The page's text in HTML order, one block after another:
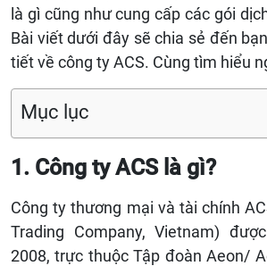
là gì cũng như cung cấp các gói
Bài viết dưới đây sẽ chia sẻ đến
tiết về công ty ACS. Cùng tìm hiểu
Mục lục
1. Công ty ACS là gì?
Công ty thương mại và tài chính
Trading Company, Vietnam)
2008, trực thuộc Tập đoàn Aeon/